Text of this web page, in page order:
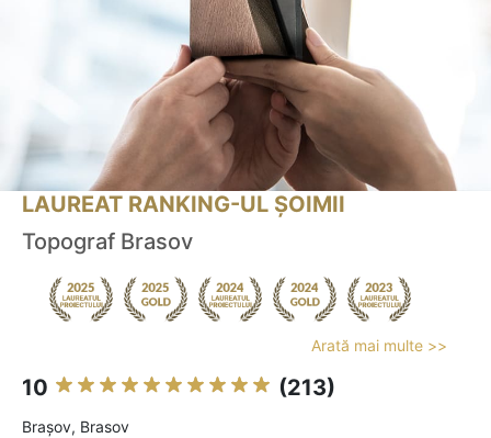
LAUREAT RANKING-UL ȘOIMII
Topograf Brasov
Arată mai multe >>
10 (213)
Braşov, Brasov